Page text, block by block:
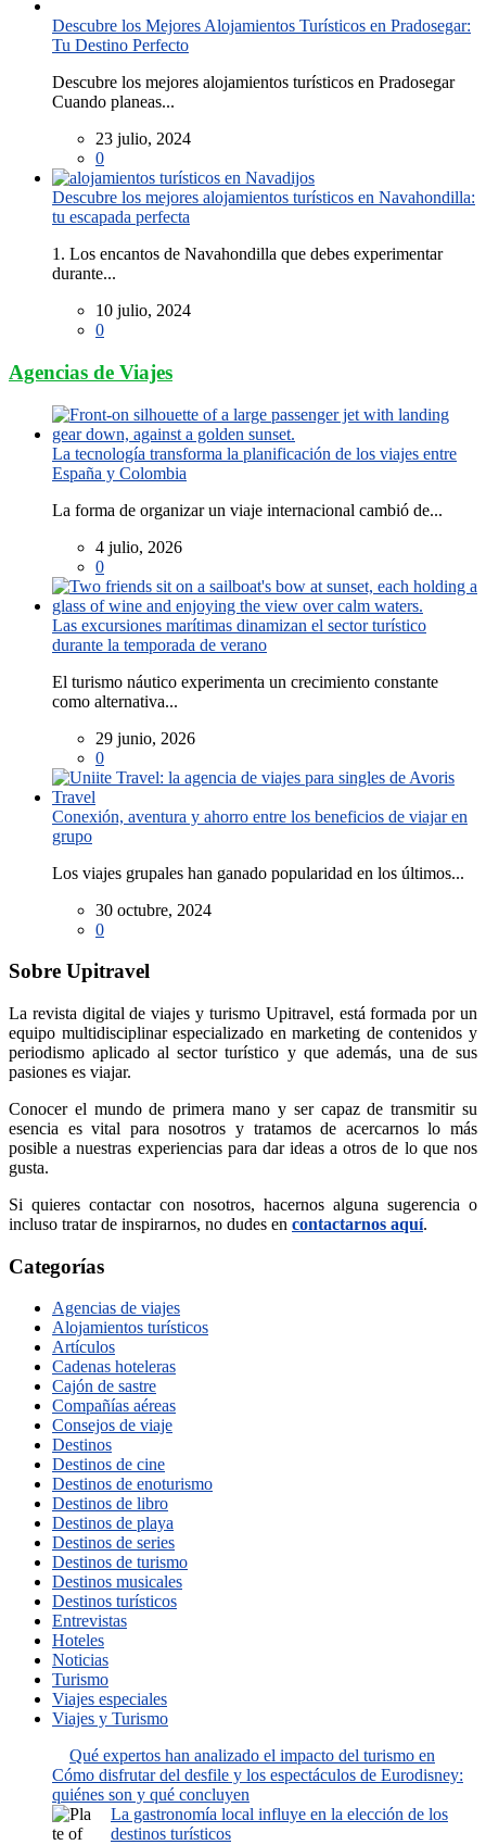
Descubre los Mejores Alojamientos Turísticos en Pradosegar:
Tu Destino Perfecto
Descubre los mejores alojamientos turísticos en Pradosegar
Cuando planeas...
23 julio, 2024
0
Descubre los mejores alojamientos turísticos en Navahondilla:
tu escapada perfecta
1. Los encantos de Navahondilla que debes experimentar
durante...
10 julio, 2024
0
Agencias de Viajes
La tecnología transforma la planificación de los viajes entre
España y Colombia
La forma de organizar un viaje internacional cambió de...
4 julio, 2026
0
Las excursiones marítimas dinamizan el sector turístico
durante la temporada de verano
El turismo náutico experimenta un crecimiento constante
como alternativa...
29 junio, 2026
0
Conexión, aventura y ahorro entre los beneficios de viajar en
grupo
Los viajes grupales han ganado popularidad en los últimos...
30 octubre, 2024
0
Sobre Upitravel
La revista digital de viajes y turismo Upitravel, está formada por un
equipo multidisciplinar especializado en marketing de contenidos y
periodismo aplicado al sector turístico y que además, una de sus
pasiones es viajar.
Conocer el mundo de primera mano y ser capaz de transmitir su
esencia es vital para nosotros y tratamos de acercarnos lo más
posible a nuestras experiencias para dar ideas a otros de lo que nos
gusta.
Si quieres contactar con nosotros, hacernos alguna sugerencia o
incluso tratar de inspirarnos, no dudes en contactarnos aquí.
Categorías
Agencias de viajes
Alojamientos turísticos
Artículos
Cadenas hoteleras
Cajón de sastre
Compañías aéreas
Consejos de viaje
Destinos
Destinos de cine
Destinos de enoturismo
Destinos de libro
Destinos de playa
Destinos de series
Destinos de turismo
Destinos musicales
Destinos turísticos
Entrevistas
Hoteles
Noticias
Turismo
Viajes especiales
Viajes y Turismo
Qué expertos han analizado el impacto del turismo en
Cómo disfrutar del desfile y los espectáculos de Eurodisney:
quiénes son y qué concluyen
La gastronomía local influye en la elección de los
destinos turísticos